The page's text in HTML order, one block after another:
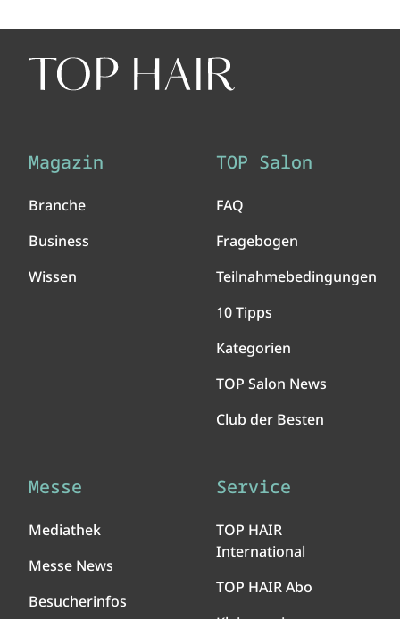
Magazin
Branche
Business
Wissen
TOP Salon
FAQ
Fragebogen
Teilnahmebedingungen
10 Tipps
Kategorien
TOP Salon News
Club der Besten
Messe
Mediathek
Messe News
Besucherinfos
Service
TOP HAIR
International
TOP HAIR Abo